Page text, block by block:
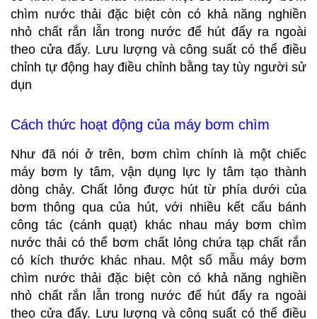
chìm nước thải đặc biệt còn có khả năng nghiền
nhỏ chất rắn lẫn trong nước để hút đẩy ra ngoài
theo cửa đẩy. Lưu lượng và công suất có thể điều
chỉnh tự động hay điều chỉnh bằng tay tùy người sử
dụn
Cách thức hoạt động của máy bơm chìm
Như đã nói ở trên, bơm chìm chính là một chiếc
máy bơm ly tâm, vận dụng lực ly tâm tạo thành
dòng chảy. Chất lỏng được hút từ phía dưới của
bơm thông qua của hút, với nhiều kết cấu bánh
công tác (cánh quạt) khác nhau máy bơm chìm
nước thải có thể bơm chất lỏng chứa tạp chất rắn
có kích thước khác nhau. Một số mẫu máy bơm
chìm nước thải đặc biệt còn có khả năng nghiền
nhỏ chất rắn lẫn trong nước để hút đẩy ra ngoài
theo cửa đẩy. Lưu lượng và công suất có thể điều